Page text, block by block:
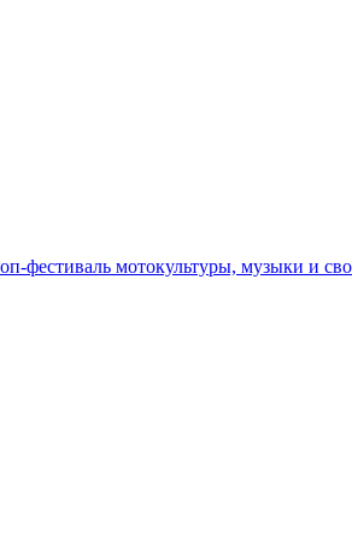
фестиваль мотокультуры, музыки и